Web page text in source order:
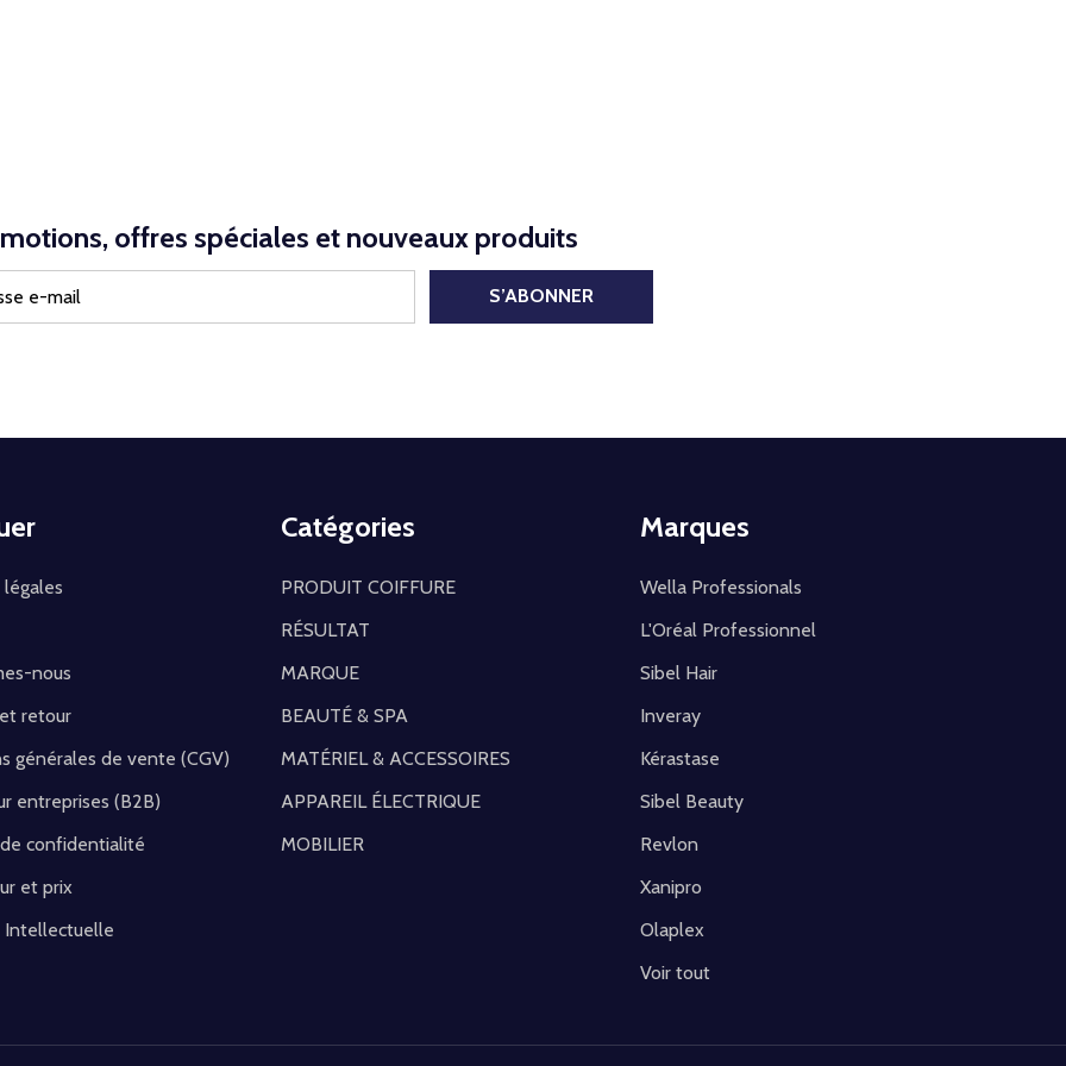
offres spéciales et nouveaux produits
S’ABONNER
nous
retour
générales de vente (CGV)
entreprises (B2B)
confidentialité
et prix
Intellectuelle
Catégories
PRODUIT COIFFURE
RÉSULTAT
MARQUE
BEAUTÉ & SPA
MATÉRIEL & ACCESSOIRES
APPAREIL ÉLECTRIQUE
MOBILIER
Marques
Wella Professionals
L'Oréal Professionnel
Sibel Hair
Inveray
Kérastase
Sibel Beauty
Revlon
Xanipro
Olaplex
Voir tout